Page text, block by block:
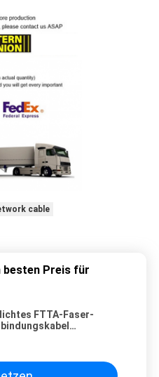
cable
besten Preis für
FTTA-Faser-